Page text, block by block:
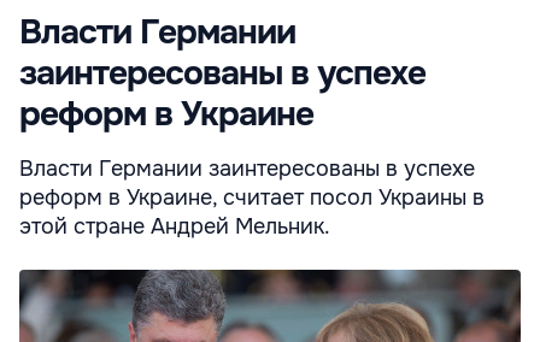
Власти Германии
заинтересованы в успехе
реформ в Украине
Власти Германии заинтересованы в успехе
реформ в Украине, считает посол Украины в
этой стране Андрей Мельник.